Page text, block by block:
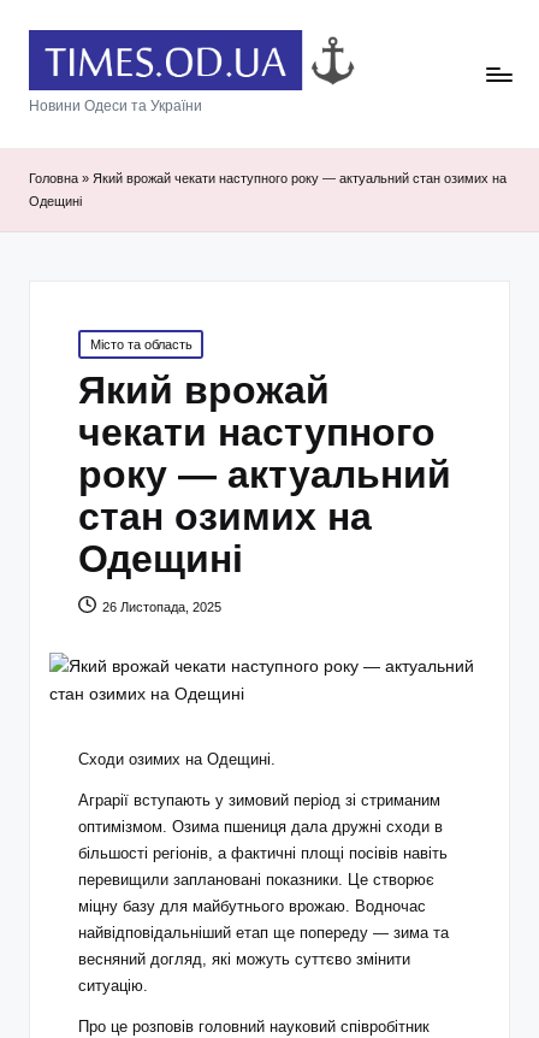
Новини Одеси та України
Головна » Який врожай чекати наступного року — актуальний стан озимих на
Одещині
Posted
in
Місто та область
Який врожай
чекати наступного
року — актуальний
стан озимих на
Одещині
26 Листопада, 2025
Сходи озимих на Одещині.
Аграрії вступають у зимовий період зі стриманим
оптимізмом. Озима пшениця дала дружні сходи в
більшості регіонів, а фактичні площі посівів навіть
перевищили заплановані показники. Це створює
міцну базу для майбутнього врожаю. Водночас
найвідповідальніший етап ще попереду — зима та
весняний догляд, які можуть суттєво змінити
ситуацію.
Про це розповів головний науковий співробітник